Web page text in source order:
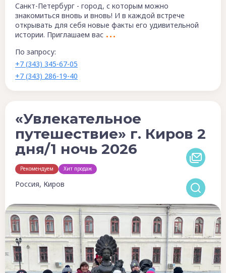
Санкт-Петербург - город, с которым можно
знакомиться вновь и вновь! И в каждой встрече
открывать для себя новые факты его удивительной
истории. Приглашаем вас
По запросу:
+7 (343) 345-67-05
+7 (343) 286-19-40
«Увлекательное
путешествие» г. Киров 2
дня/1 ночь 2026
Рекомендуем Хит продаж
Россия, Киров